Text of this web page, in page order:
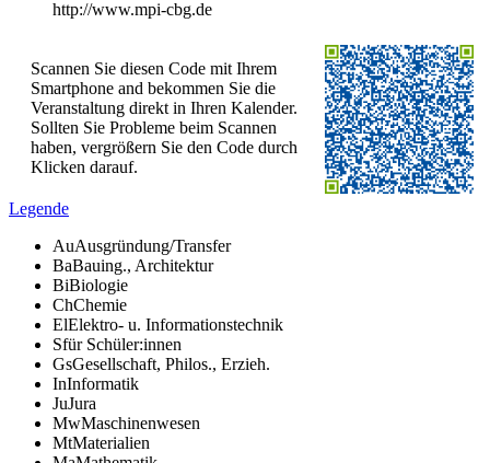
http://www.mpi-cbg.de
Scannen Sie diesen Code mit Ihrem
Smartphone and bekommen Sie die
Veranstaltung direkt in Ihren Kalender.
Sollten Sie Probleme beim Scannen
haben, vergrößern Sie den Code durch
Klicken darauf.
Legende
AuAusgründung/Transfer
BaBauing., Architektur
BiBiologie
ChChemie
ElElektro- u. Informationstechnik
Sfür Schüler:innen
GsGesellschaft, Philos., Erzieh.
InInformatik
JuJura
MwMaschinenwesen
MtMaterialien